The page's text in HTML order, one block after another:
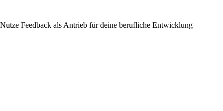
Nutze Feedback als Antrieb für deine berufliche Entwicklung